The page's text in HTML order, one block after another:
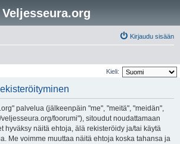
Veljesseura.org
Kirjaudu sisään
Kieli:
palvelua (jälkeenpäin "me", "meitä", "meidän",
foorumi"), sitoudut noudattamaan
hyväksy näitä ehtoja, älä rekisteröidy ja/tai käytä
Me voimme muuttaa näitä ehtoja koska tahansa ja